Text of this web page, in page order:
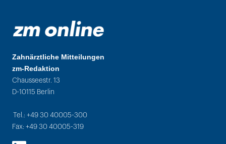
Zahnärztliche Mitteilungen
zm-Redaktion
Chausseestr. 13
D-10115 Berlin
Tel.: +49 30 40005-300
Fax: +49 30 40005-319